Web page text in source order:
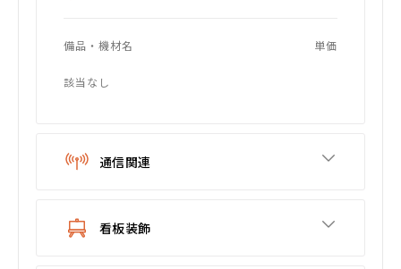
備品・機材名 単価
該当なし
通信関連
看板装飾